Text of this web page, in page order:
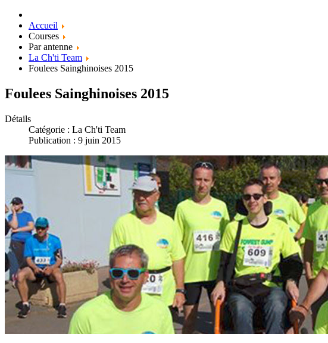
Accueil
Courses
Par antenne
La Ch'ti Team
Foulees Sainghinoises 2015
Foulees Sainghinoises 2015
Détails
Catégorie : La Ch'ti Team
Publication : 9 juin 2015